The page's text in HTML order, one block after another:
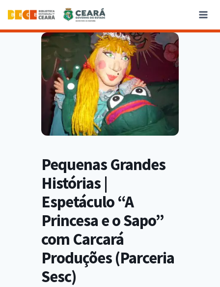
Pequenas Grandes
Histórias |
Espetáculo “A
Princesa e o Sapo”
com Carcará
Produções (Parceria
Sesc)